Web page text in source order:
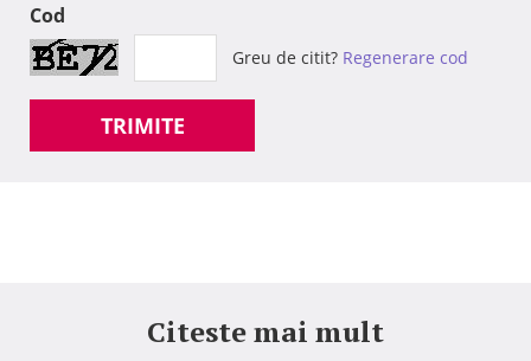
Cod
Greu de citit? Regenerare cod
TRIMITE
Citeste mai mult